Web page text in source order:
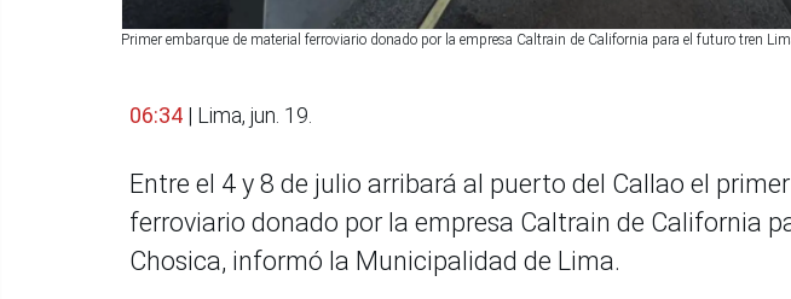
Primer embarque de material ferroviario donado por la empresa Caltrain de California para el futuro tren
06:34 | Lima, jun. 19.
Entre el 4 y 8 de julio arribará al puerto del Callao el
ferroviario donado por la empresa Caltrain de California
Chosica, informó la Municipalidad de Lima.